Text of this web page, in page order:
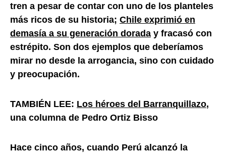
tren a pesar de contar con uno de los planteles
más ricos de su historia; Chile exprimió en
demasía a su generación dorada y fracasó con
estrépito. Son dos ejemplos que deberíamos
mirar no desde la arrogancia, sino con cuidado
y preocupación.
TAMBIÉN LEE: Los héroes del Barranquillazo,
una columna de Pedro Ortiz Bisso
Hace cinco años, cuando Perú alcanzó la